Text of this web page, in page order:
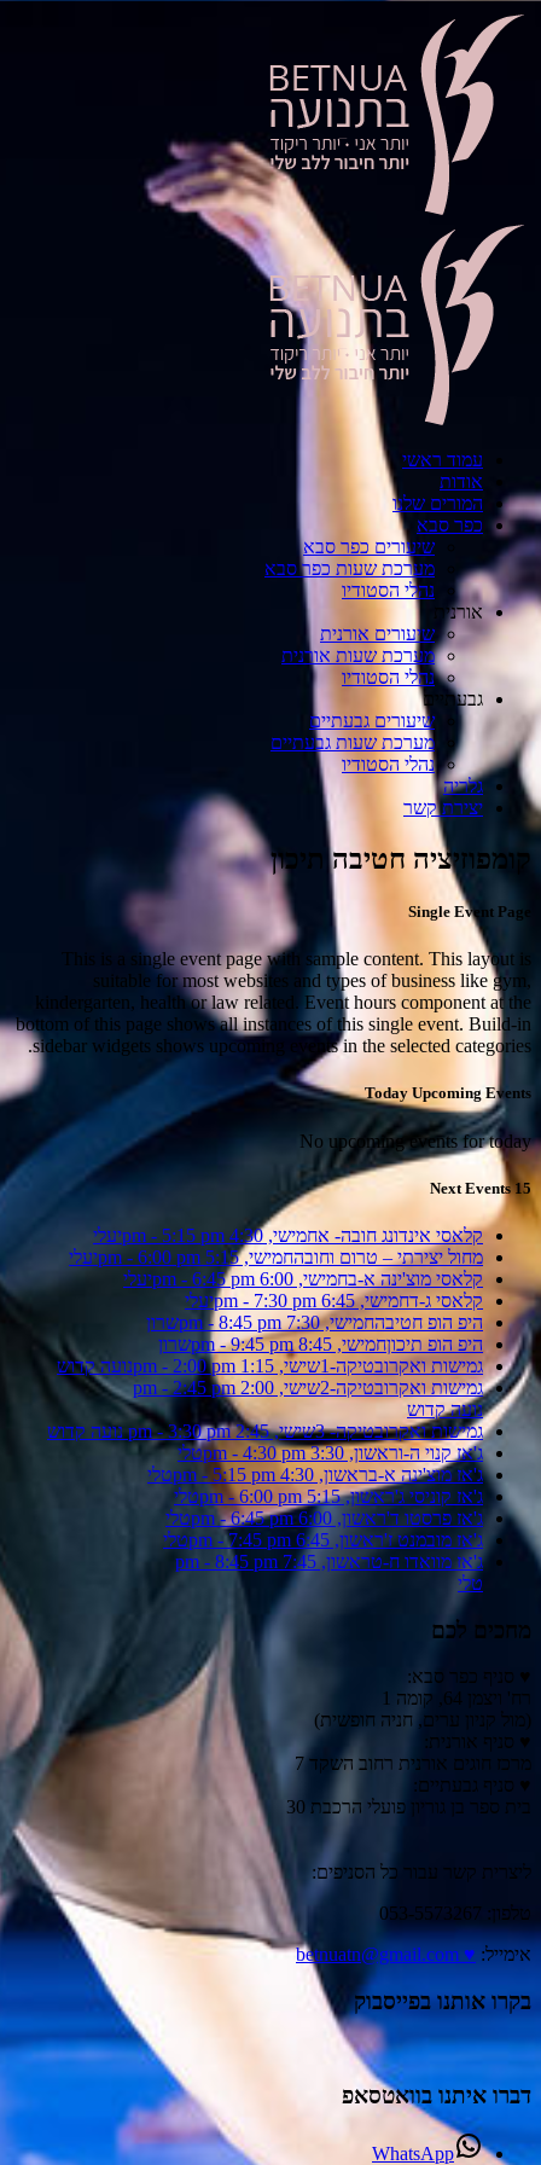
עמוד ראשי
אודות
המורים שלנו
כפר סבא
שיעורים כפר סבא
מערכת שעות כפר סבא
נהלי הסטודיו
אורנית
שיעורים אורנית
מערכת שעות אורנית
נהלי הסטודיו
גבעתיים
שיעורים גבעתיים
מערכת שעות גבעתיים
נהלי הסטודיו
גלריה
יצירת קשר
קומפוזיציה חטיבה תיכון
Single Event Page
This is a single event page with sample content. This layout is
suitable for most websites and types of business like gym,
kindergarten, health or law related. Event hours component at the
bottom of this page shows all instances of this single event. Build-in
sidebar widgets shows upcoming events in the selected categories.
Today Upcoming Events
No upcoming events for today
15 Next Events
קלאסי אינדונג חובה- אחמישי, 4:30 pm - 5:15 pm
יעלי
מחול יצירתי – טרום וחובהחמישי, 5:15 pm - 6:00 pm
יעלי
קלאסי מוצ'ינה א-בחמישי, 6:00 pm - 6:45 pm
יעלי
קלאסי ג-דחמישי, 6:45 pm - 7:30 pm
יעלי
היפ הופ חטיבהחמישי, 7:30 pm - 8:45 pm
שרון
היפ הופ תיכוןחמישי, 8:45 pm - 9:45 pm
שרון
גמישות ואקרובטיקה-1 שישי, 1:15 pm - 2:00 pm
נועה קדוש
גמישות ואקרובטיקה-2 שישי, 2:00 pm - 2:45 pm
נועה קדוש
גמישות ואקרובטיקה- 3 שישי, 2:45 pm - 3:30 pm
נועה קדוש
ג'אז קנוי ה-וראשון, 3:30 pm - 4:30 pm
טלי
ג'אז מוצ'ינה א-בראשון, 4:30 pm - 5:15 pm
טלי
ג'אז קוניסי ג'ראשון, 5:15 pm - 6:00 pm
טלי
ג'אז פרסטו ד'ראשון, 6:00 pm - 6:45 pm
טלי
ג'אז מובמנט ז'ראשון, 6:45 pm - 7:45 pm
טלי
ג'אז מוואדו ח-טראשון, 7:45 pm - 8:45 pm
טלי
מחכים לכם
♥ סניף כפר סבא:
רח' ויצמן 64, קומה 1
(מול קניון ערים, חניה חופשית)
♥ סניף אורנית:
מרכז חוגים אורנית רחוב השקד 7
♥ סניף גבעתיים:
בית ספר בן גוריון פועלי הרכבת 30
ליצרית קשר עבור כל הסניפים:
טלפון: 053-5573267
אימייל: ♥ betnuatn@gmail.com
בקרו אותנו בפייסבוק
דברו איתנו בוואטסאפ
WhatsApp